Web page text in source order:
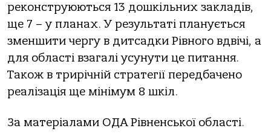
реконструюються 13 дошкільних закладів,
ще 7 – у планах. У результаті планується
зменшити чергу в дитсадки Рівного вдвічі, а
для області взагалі усунути це питання.
Також в трирічній стратегії передбачено
реалізація ще мінімум 8 шкіл.
За матеріалами ОДА Рівненської області.